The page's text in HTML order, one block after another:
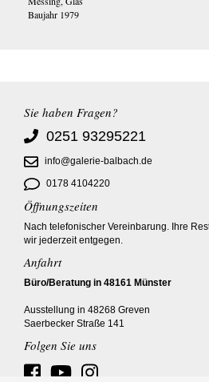
Baujahr 1979
Sie haben Fragen?
0251 93295221
info@galerie-balbach.de
0178 4104220
Öffnungszeiten
Nach telefonischer Vereinbarung. Ihre
wir jederzeit entgegen.
Anfahrt
Büro/Beratung in 48161 Münster
Ausstellung in 48268 Greven
Saerbecker Straße 141
Folgen Sie uns